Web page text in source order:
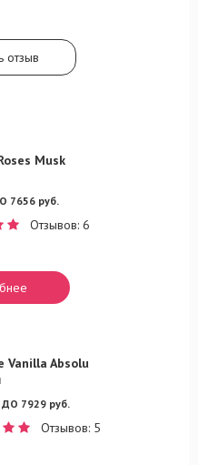
отзыв
Musk
7656 руб.
Отзывов: 6
Vanilla Absolu
7929 руб.
Отзывов: 5